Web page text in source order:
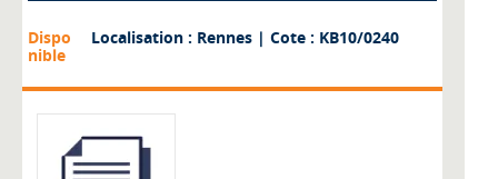
Dispo
nible
Localisation : Rennes | Cote : KB10/0240